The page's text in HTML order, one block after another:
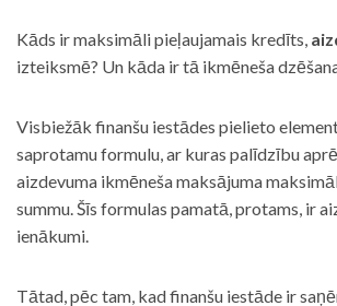
Kāds ir maksimāli pieļaujamais kredīts,
izteiksmē? Un kāda ir tā ikmēneša
Visbiežāk finanšu iestādes pielieto
saprotamu formulu, ar kuras palīdzību
aizdevuma ikmēneša maksājuma
summu. Šīs formulas pamatā, protams, ir
ienākumi.
Tātad, pēc tam, kad finanšu iestāde ir